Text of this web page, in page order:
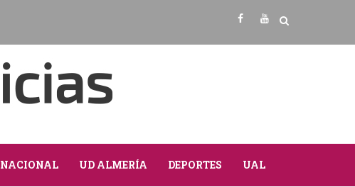
Facebook
Youtube
NACIONAL UD ALMERÍA DEPORTES UAL